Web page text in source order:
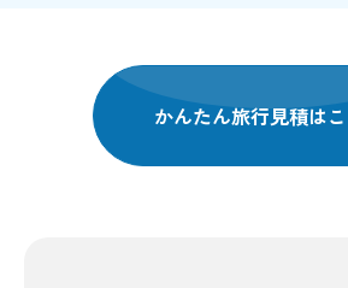
かんたん旅行見積は